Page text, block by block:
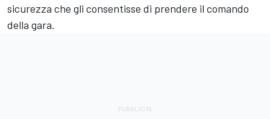
sicurezza che gli consentisse di prendere il comando
della gara.